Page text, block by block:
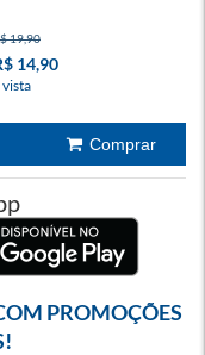
19,90
14,90
vista
PROMOÇÕES